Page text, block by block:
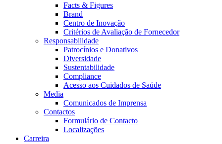
Facts & Figures
Brand
Centro de Inovação
Critérios de Avaliação de Fornecedor
Responsabilidade
Patrocínios e Donativos
Diversidade
Sustentabilidade
Compliance
Acesso aos Cuidados de Saúde
Media
Comunicados de Imprensa
Contactos
Formulário de Contacto
Localizações
Carreira